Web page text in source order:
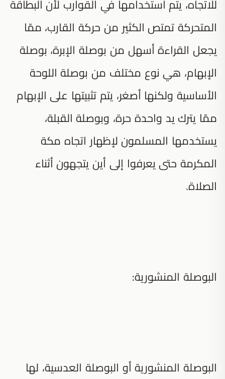
للاتجاه، يتم استخدامها في القوارب لأّن البطاقة
المتحركة تمتص الكثير من حركة القارب، ممّا
يجعل القراءة أسهل من بوصلة الإبرة، بوصلة
الإبهام، هي نوع مختلف من بوصلة اللوحة
الأساسية ولكنها أصغر، يتم تثبيتها على الإبهام
ممّا يترك يد واحدة حرة، وبوصلة القبلة،
يستخدمها المسلمون لإظهار اتجاه مكة
المكرمة حتى يعرفوا إلى أين يتجهون أثناء
الصلاة.
البوصلة المنشورية:
البوصلة المنشورية أو البوصلة العدسية، لها